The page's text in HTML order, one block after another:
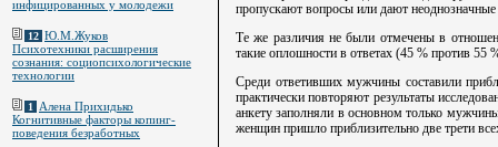
пропускают вопросы или дают
Те же различия не были отмечены в
такие оплошности в ответах (45 % против 55
Среди ответивших мужчины составили
практически повторяют результаты
анкету заполняли в основном только
женщин пришло приблизительно две трети
инфицированных у молодежи
12 Ю.М.Жуков
Психотехники расширения
сознания: социопсихологические
технологии
1
Алена Прихидько
Когнитивные факторы копинг-
поведения безработных